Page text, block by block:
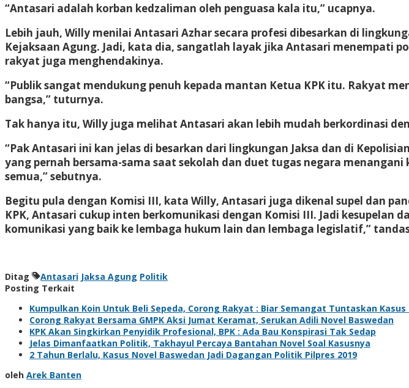
“Antasari adalah korban kedzaliman oleh penguasa kala itu,” ucapnya.
Lebih jauh, Willy menilai Antasari Azhar secara profesi dibesarkan di
Kejaksaan Agung. Jadi, kata dia, sangatlah layak jika Antasari menempati
rakyat juga menghendakinya.
“Publik sangat mendukung penuh kepada mantan Ketua KPK itu. Rakyat
bangsa,” tuturnya.
Tak hanya itu, Willy juga melihat Antasari akan lebih mudah berkordinasi
“Pak Antasari ini kan jelas di besarkan dari lingkungan Jaksa dan di
yang pernah bersama-sama saat sekolah dan duet tugas negara
semua,” sebutnya.
Begitu pula dengan Komisi III, kata Willy, Antasari juga dikenal supel dan
KPK, Antasari cukup inten berkomunikasi dengan Komisi III. Jadi
komunikasi yang baik ke lembaga hukum lain dan lembaga legislatif,”
Ditag Antasari Jaksa Agung Politik
Posting Terkait
Kumpulkan Koin Untuk Beli Sepeda, Corong Rakyat : Biar Semangat Tuntaskan Kasus
Corong Rakyat Bersama GMPK Aksi Jumat Keramat, Serukan Adili Novel Baswedan
KPK Akan Singkirkan Penyidik Profesional, BPK : Ada Bau Konspirasi Tak Sedap
Jelas Dimanfaatkan Politik, Takhayul Percaya Bantahan Novel Soal Kasusnya
2 Tahun Berlalu, Kasus Novel Baswedan Jadi Dagangan Politik Pilpres 2019
oleh Arek Banten